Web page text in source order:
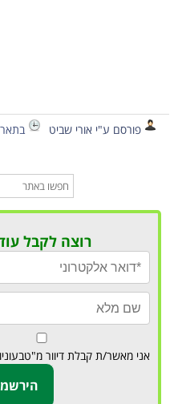
פורסם ע"י אורי שביט בתאריך
רוצה לקבל
אני מאשר/ת קבלת דיוור